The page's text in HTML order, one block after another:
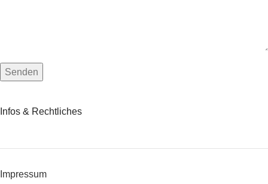
Infos & Rechtliches
Impressum